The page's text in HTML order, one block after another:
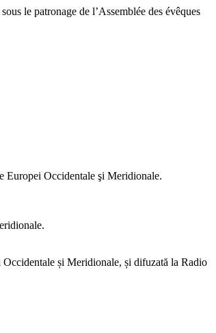
le patronage de l’Assemblée des évêques
Europei Occidentale şi Meridionale.
și Meridionale, și difuzată la Radio